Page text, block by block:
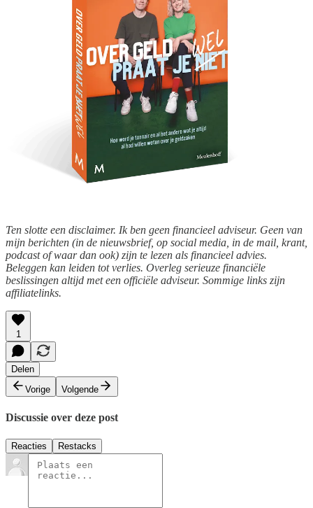
Ten slotte een disclaimer. Ik ben geen financieel adviseur. Geen van
mijn berichten (in de nieuwsbrief, op social media, in de mail, krant,
podcast of waar dan ook) zijn te lezen als financieel advies.
Beleggen kan leiden tot verlies. Overleg serieuze financiële
beslissingen altijd met een officiële adviseur. Sommige links zijn
affiliatelinks.
1
Delen
Vorige
Volgende
Discussie over deze post
Reacties Restacks